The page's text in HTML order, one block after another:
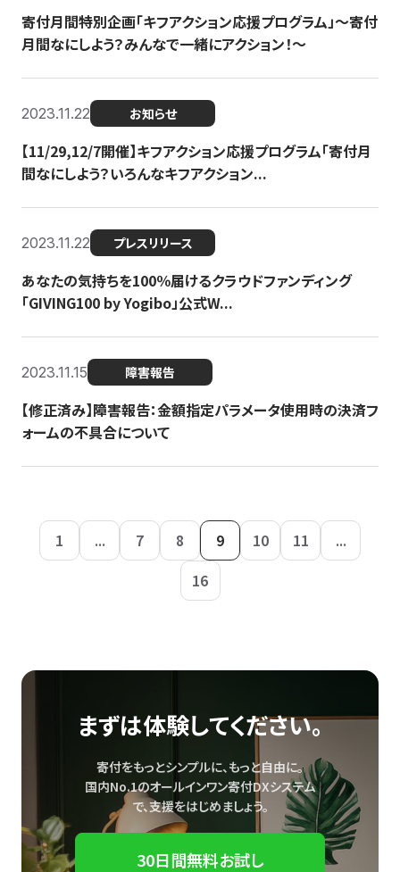
寄付月間特別企画「キフアクション応援プログラム」〜寄付
月間なにしよう？みんなで一緒にアクション！〜
2023.11.22 お知らせ
【11/29,12/7開催】キフアクション応援プログラム「寄付月
間なにしよう？いろんなキフアクション...
2023.11.22 プレスリリース
あなたの気持ちを100％届けるクラウドファンディング
「GIVING100 by Yogibo」公式W...
2023.11.15 障害報告
【修正済み】障害報告：金額指定パラメータ使用時の決済フ
ォームの不具合について
1 ... 7 8 9 10 11
...
16
まずは体験してください。
寄付をもっとシンプルに、もっと自由に。
国内No.1のオールインワン寄付DXシステム
で、支援をはじめましょう。
30日間無料お試し